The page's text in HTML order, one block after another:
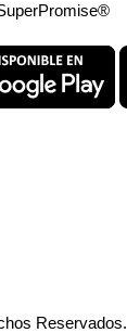
Reservados.